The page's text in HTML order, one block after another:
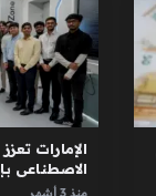
الإمارات
الاصطناعي
في دبي